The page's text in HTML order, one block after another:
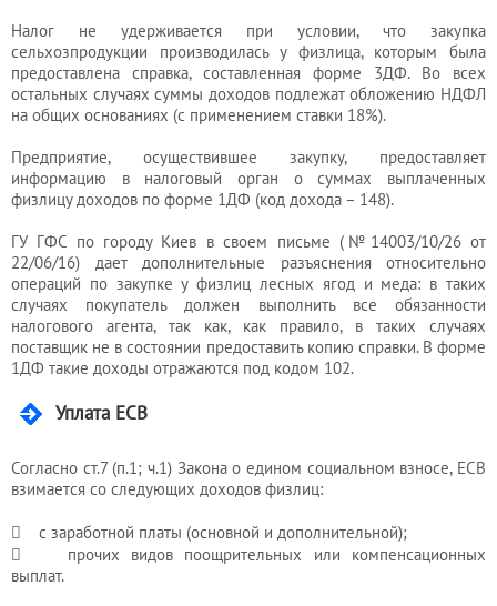
Налог не удерживается при условии, что закупка
сельхозпродукции производилась у физлица, которым была
предоставлена справка, составленная форме 3ДФ. Во всех
остальных случаях суммы доходов подлежат обложению НДФЛ
на общих основаниях (с применением ставки 18%).
Предприятие, осуществившее закупку, предоставляет
информацию в налоговый орган о суммах выплаченных
физлицу доходов по форме 1ДФ (код дохода – 148).
ГУ ГФС по городу Киев в своем письме (№14003/10/26 от
22/06/16) дает дополнительные разъяснения относительно
операций по закупке у физлиц лесных ягод и меда: в таких
случаях покупатель должен выполнить все обязанности
налогового агента, так как, как правило, в таких случаях
поставщик не в состоянии предоставить копию справки. В форме
1ДФ такие доходы отражаются под кодом 102.
Уплата ЕСВ
Согласно ст.7 (п.1; ч.1) Закона о едином социальном взносе, ЕСВ
взимается со следующих доходов физлиц:
 с заработной платы (основной и дополнительной);
 прочих видов поощрительных или компенсационных
выплат.